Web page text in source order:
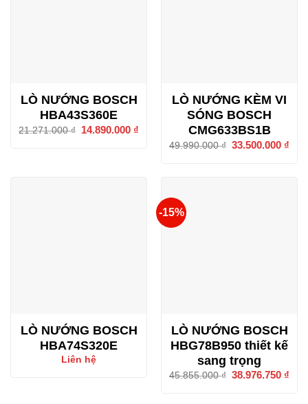
LÒ NƯỚNG BOSCH
HBA43S360E
21.271.000₫
Giá
14.890.000 ₫
LÒ NƯỚNG KÈM VI
SÓNG BOSCH
CMG633BS1B
49.990.000₫ Giá
33.500.000 ₫
LÒ NƯỚNG BOSCH
HBA74S320E
Liên hệ
-15%
LÒ NƯỚNG BOSCH
HBG78B950 thiết kế
sang trọng
45.855.000₫ Giá
38.976.750 ₫